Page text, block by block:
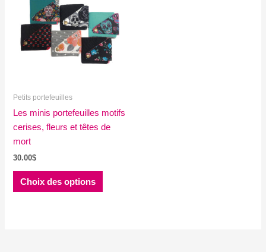
Petits portefeuilles
Les minis portefeuilles motifs
cerises, fleurs et têtes de
mort
30.00$
Choix des options
Ce